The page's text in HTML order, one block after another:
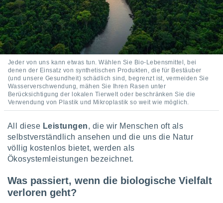
jederzeit
der
indem
"
" oder
oder
zur
Jeder von uns kann etwas tun. Wählen Sie Bio-Lebensmittel, bei
denen der Einsatz von synthetischen Produkten, die für Bestäuber
(und unsere Gesundheit) schädlich sind, begrenzt ist, vermeiden Sie
Wasserverschwendung, mähen Sie Ihren Rasen unter
Berücksichtigung der lokalen Tierwelt oder beschränken Sie die
Verwendung von Plastik und Mikroplastik so weit wie möglich.
All diese Leistungen, die wir Menschen oft als
selbstverständlich ansehen und die uns die Natur
völlig kostenlos bietet, werden als
Ökosystemleistungen bezeichnet.
Was passiert, wenn die biologische Vielfalt
verloren geht?